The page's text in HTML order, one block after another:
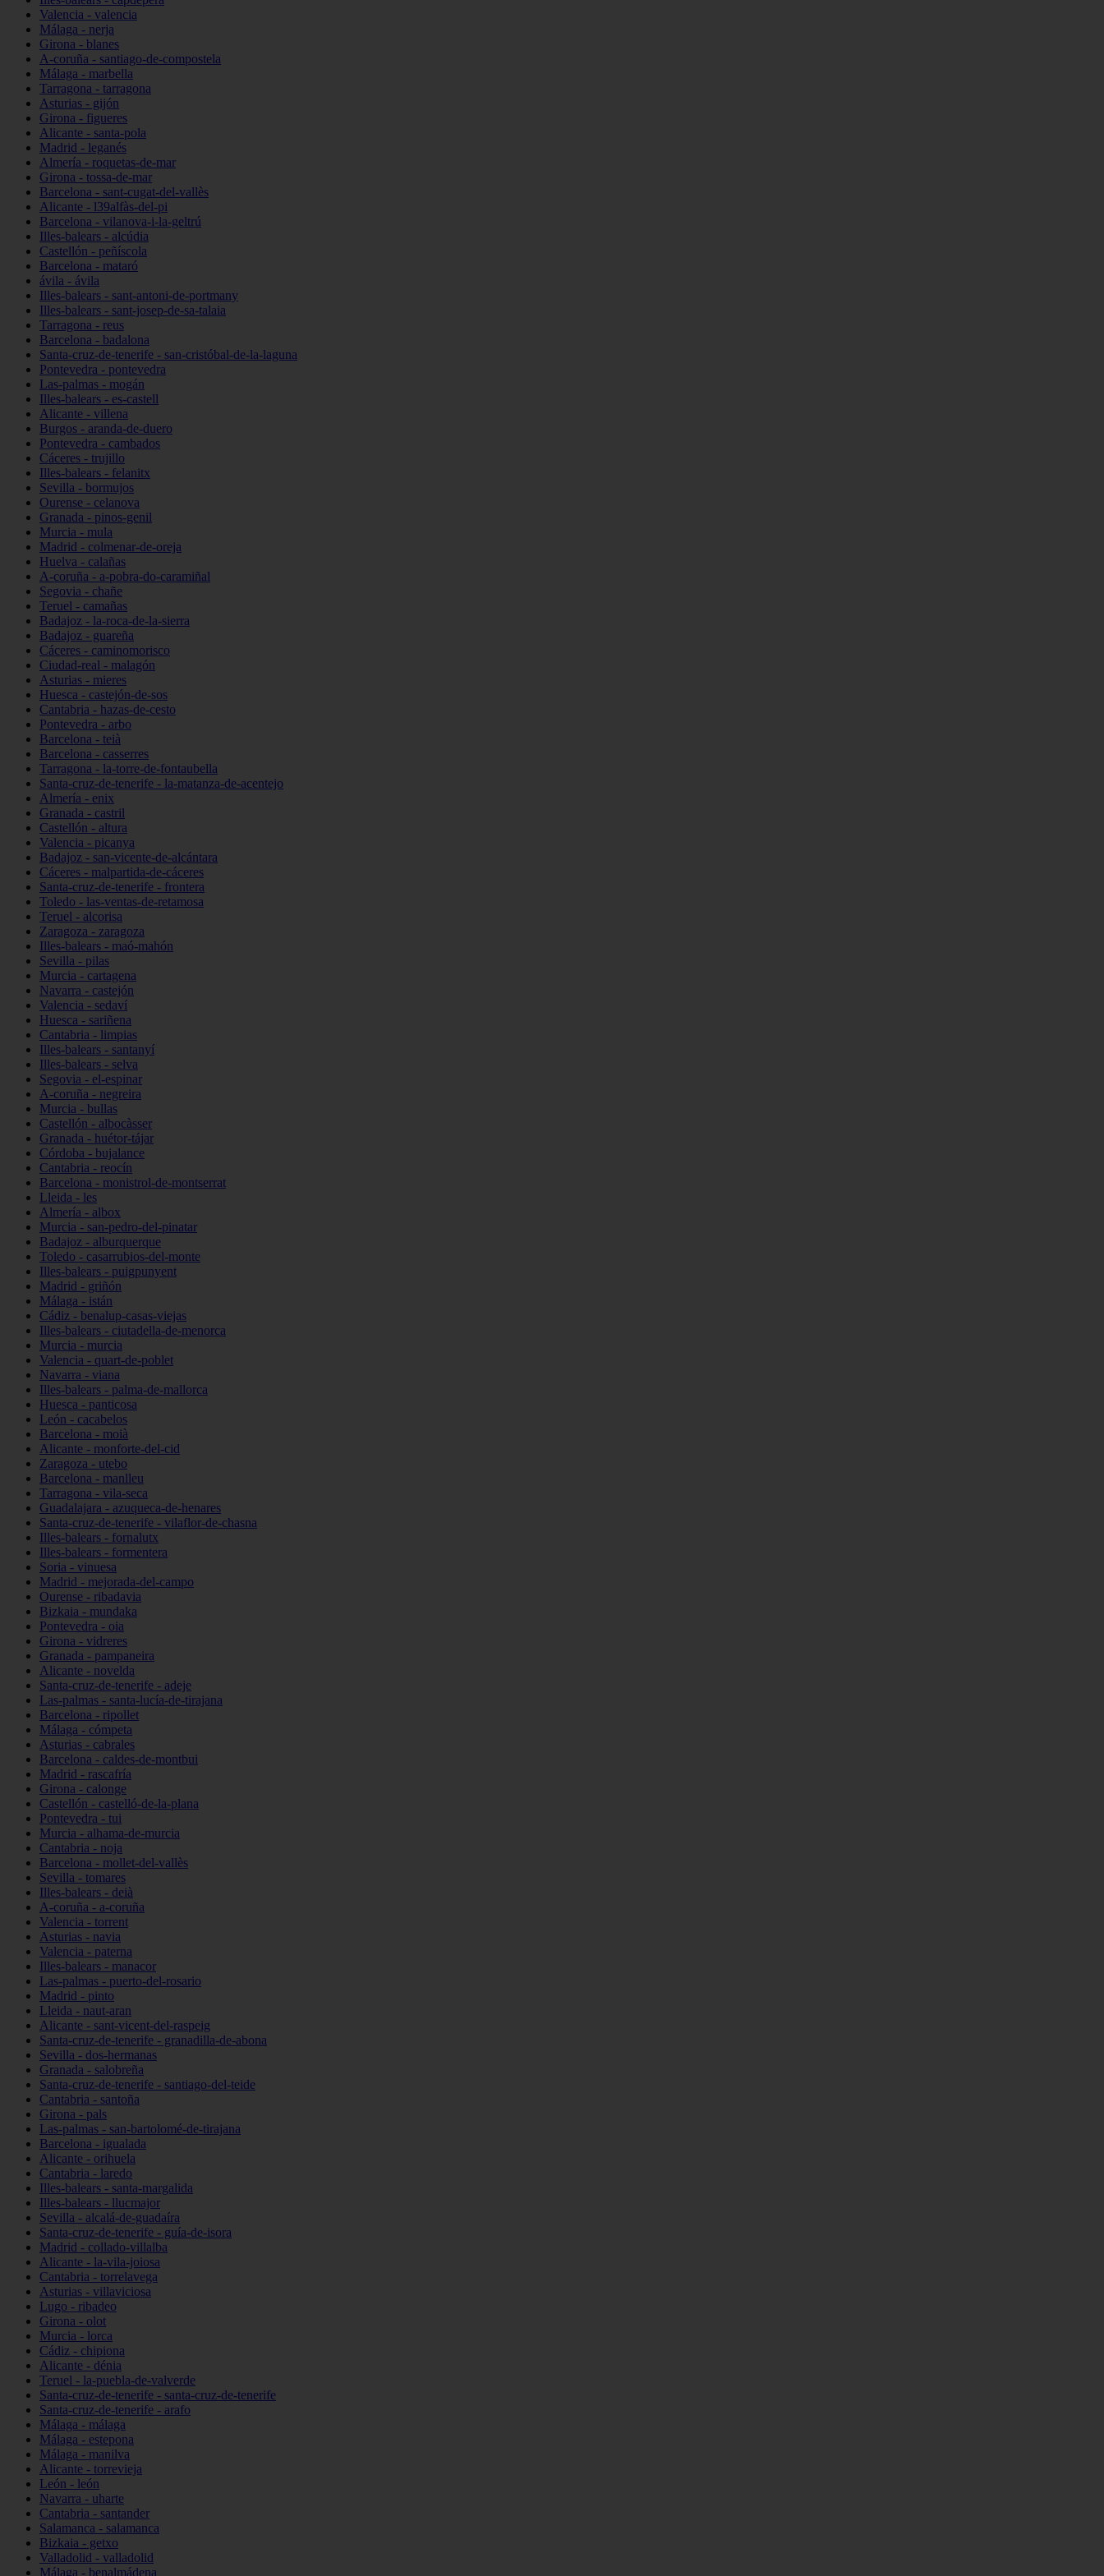
Valencia - valencia
Málaga - nerja
Girona - blanes
A-coruña - santiago-de-compostela
Málaga - marbella
Tarragona - tarragona
Asturias - gijón
Girona - figueres
Alicante - santa-pola
Madrid - leganés
Almería - roquetas-de-mar
Girona - tossa-de-mar
Barcelona - sant-cugat-del-vallès
Alicante - l39alfàs-del-pi
Barcelona - vilanova-i-la-geltrú
Illes-balears - alcúdia
Castellón - peñíscola
Barcelona - mataró
ávila - ávila
Illes-balears - sant-antoni-de-portmany
Illes-balears - sant-josep-de-sa-talaia
Tarragona - reus
Barcelona - badalona
Santa-cruz-de-tenerife - san-cristóbal-de-la-laguna
Pontevedra - pontevedra
Las-palmas - mogán
Illes-balears - es-castell
Alicante - villena
Burgos - aranda-de-duero
Pontevedra - cambados
Cáceres - trujillo
Illes-balears - felanitx
Sevilla - bormujos
Ourense - celanova
Granada - pinos-genil
Murcia - mula
Madrid - colmenar-de-oreja
Huelva - calañas
A-coruña - a-pobra-do-caramiñal
Segovia - chañe
Teruel - camañas
Badajoz - la-roca-de-la-sierra
Badajoz - guareña
Cáceres - caminomorisco
Ciudad-real - malagón
Asturias - mieres
Huesca - castejón-de-sos
Cantabria - hazas-de-cesto
Pontevedra - arbo
Barcelona - teià
Barcelona - casserres
Tarragona - la-torre-de-fontaubella
Santa-cruz-de-tenerife - la-matanza-de-acentejo
Almería - enix
Granada - castril
Castellón - altura
Valencia - picanya
Badajoz - san-vicente-de-alcántara
Cáceres - malpartida-de-cáceres
Santa-cruz-de-tenerife - frontera
Toledo - las-ventas-de-retamosa
Teruel - alcorisa
Zaragoza - zaragoza
Illes-balears - maó-mahón
Sevilla - pilas
Murcia - cartagena
Navarra - castejón
Valencia - sedaví
Huesca - sariñena
Cantabria - limpias
Illes-balears - santanyí
Illes-balears - selva
Segovia - el-espinar
A-coruña - negreira
Murcia - bullas
Castellón - albocàsser
Granada - huétor-tájar
Córdoba - bujalance
Cantabria - reocín
Barcelona - monistrol-de-montserrat
Lleida - les
Almería - albox
Murcia - san-pedro-del-pinatar
Badajoz - alburquerque
Toledo - casarrubios-del-monte
Illes-balears - puigpunyent
Madrid - griñón
Málaga - istán
Cádiz - benalup-casas-viejas
Illes-balears - ciutadella-de-menorca
Murcia - murcia
Valencia - quart-de-poblet
Navarra - viana
Illes-balears - palma-de-mallorca
Huesca - panticosa
León - cacabelos
Barcelona - moià
Alicante - monforte-del-cid
Zaragoza - utebo
Barcelona - manlleu
Tarragona - vila-seca
Guadalajara - azuqueca-de-henares
Santa-cruz-de-tenerife - vilaflor-de-chasna
Illes-balears - fornalutx
Illes-balears - formentera
Soria - vinuesa
Madrid - mejorada-del-campo
Ourense - ribadavia
Bizkaia - mundaka
Pontevedra - oia
Girona - vidreres
Granada - pampaneira
Alicante - novelda
Santa-cruz-de-tenerife - adeje
Las-palmas - santa-lucía-de-tirajana
Barcelona - ripollet
Málaga - cómpeta
Asturias - cabrales
Barcelona - caldes-de-montbui
Madrid - rascafría
Girona - calonge
Castellón - castelló-de-la-plana
Pontevedra - tui
Murcia - alhama-de-murcia
Cantabria - noja
Barcelona - mollet-del-vallès
Sevilla - tomares
Illes-balears - deià
A-coruña - a-coruña
Valencia - torrent
Asturias - navia
Valencia - paterna
Illes-balears - manacor
Las-palmas - puerto-del-rosario
Madrid - pinto
Lleida - naut-aran
Alicante - sant-vicent-del-raspeig
Santa-cruz-de-tenerife - granadilla-de-abona
Sevilla - dos-hermanas
Granada - salobreña
Santa-cruz-de-tenerife - santiago-del-teide
Cantabria - santoña
Girona - pals
Las-palmas - san-bartolomé-de-tirajana
Barcelona - igualada
Alicante - orihuela
Cantabria - laredo
Illes-balears - santa-margalida
Illes-balears - llucmajor
Sevilla - alcalá-de-guadaíra
Santa-cruz-de-tenerife - guía-de-isora
Madrid - collado-villalba
Alicante - la-vila-joiosa
Cantabria - torrelavega
Asturias - villaviciosa
Lugo - ribadeo
Girona - olot
Murcia - lorca
Cádiz - chipiona
Alicante - dénia
Teruel - la-puebla-de-valverde
Santa-cruz-de-tenerife - santa-cruz-de-tenerife
Santa-cruz-de-tenerife - arafo
Málaga - málaga
Málaga - estepona
Málaga - manilva
Alicante - torrevieja
León - león
Navarra - uharte
Cantabria - santander
Salamanca - salamanca
Bizkaia - getxo
Valladolid - valladolid
Málaga - benalmádena